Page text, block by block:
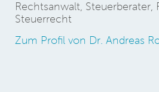
Rechtsanwalt, Steuerberater,
Steuerrecht
Zum Profil von Dr. Andreas